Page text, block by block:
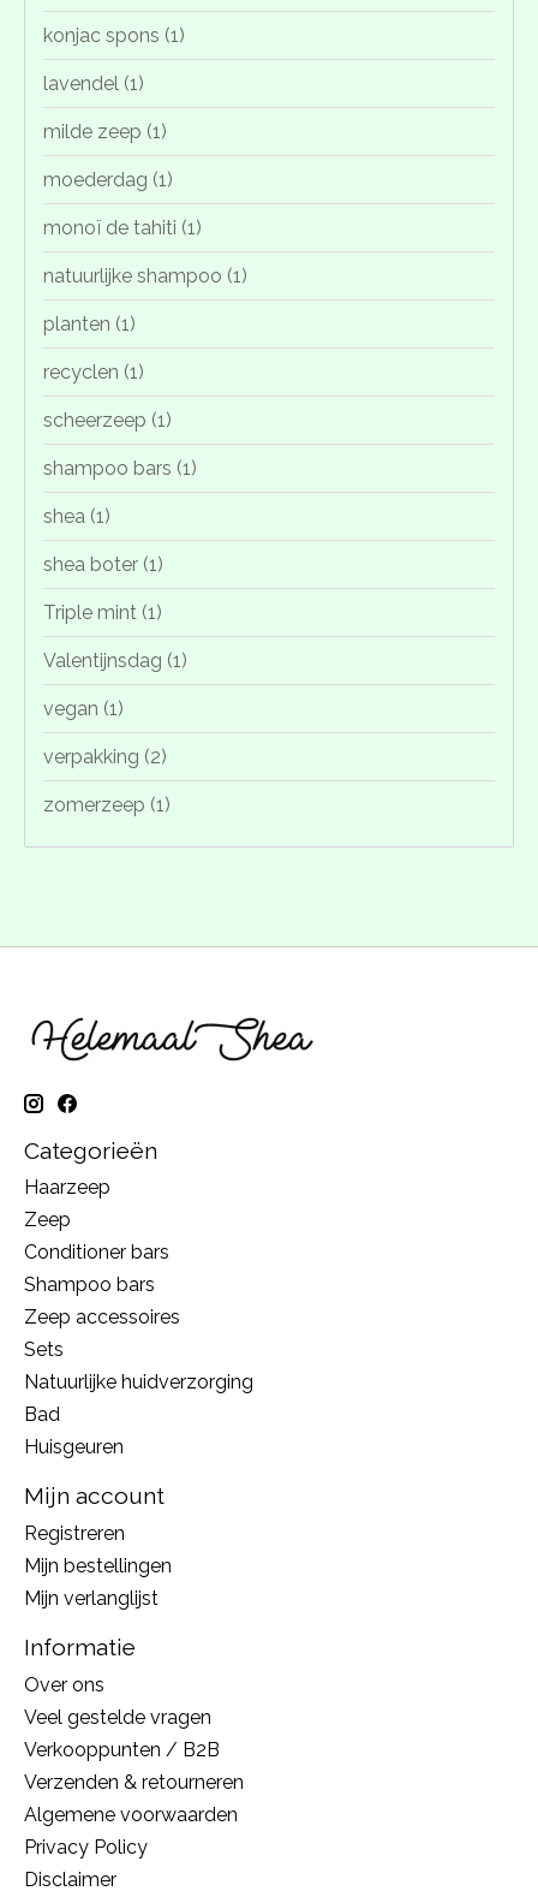
konjac spons (1)
lavendel (1)
milde zeep (1)
moederdag (1)
monoï de tahiti (1)
natuurlijke shampoo (1)
planten (1)
recyclen (1)
scheerzeep (1)
shampoo bars (1)
shea (1)
shea boter (1)
Triple mint (1)
Valentijnsdag (1)
vegan (1)
verpakking (2)
zomerzeep (1)
Categorieën
Haarzeep
Zeep
Conditioner bars
Shampoo bars
Zeep accessoires
Sets
Natuurlijke huidverzorging
Bad
Huisgeuren
Mijn account
Registreren
Mijn bestellingen
Mijn verlanglijst
Informatie
Over ons
Veel gestelde vragen
Verkooppunten / B2B
Verzenden & retourneren
Algemene voorwaarden
Privacy Policy
Disclaimer